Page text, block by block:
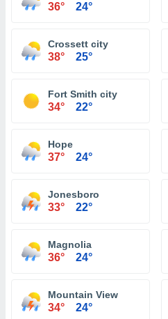
36° 24°
Crossett city
38° 25°
Fort Smith city
34° 22°
Hope
37° 24°
Jonesboro
33° 22°
Magnolia
36° 24°
Mountain View
34° 24°